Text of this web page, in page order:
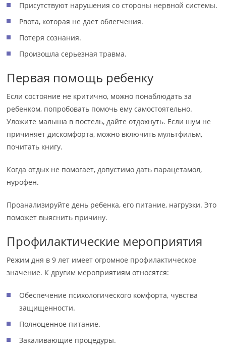
Присутствуют нарушения со стороны нервной системы.
Рвота, которая не дает облегчения.
Потеря сознания.
Произошла серьезная травма.
Первая помощь ребенку
Если состояние не критично, можно понаблюдать за
ребенком, попробовать помочь ему самостоятельно.
Уложите малыша в постель, дайте отдохнуть. Если шум не
причиняет дискомфорта, можно включить мультфильм,
почитать книгу.
Когда отдых не помогает, допустимо дать парацетамол,
нурофен.
Проанализируйте день ребенка, его питание, нагрузки. Это
поможет выяснить причину.
Профилактические мероприятия
Режим дня в 9 лет имеет огромное профилактическое
значение. К другим мероприятиям относятся:
Обеспечение психологического комфорта, чувства
защищенности.
Полноценное питание.
Закаливающие процедуры.